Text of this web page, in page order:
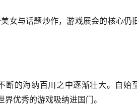
女与话题炒作，游戏展会的核心仍
的海纳百川之中逐渐壮大。自始
优秀的游戏吸纳进国门。